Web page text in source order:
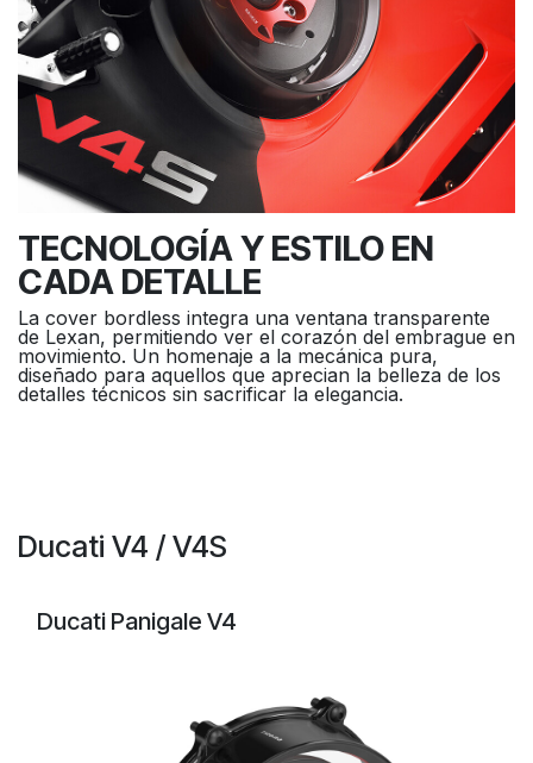
TECNOLOGÍA Y ESTILO EN
CADA DETALLE
La cover bordless integra una ventana transparente
de Lexan, permitiendo ver el corazón del embrague en
movimiento. Un homenaje a la mecánica pura,
diseñado para aquellos que aprecian la belleza de los
detalles técnicos sin sacrificar la elegancia.
Ducati V4 / V4S
Ducati Panigale V4